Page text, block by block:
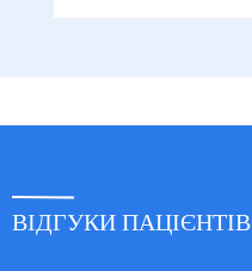
ВІДГУКИ ПАЦІЄНТІВ